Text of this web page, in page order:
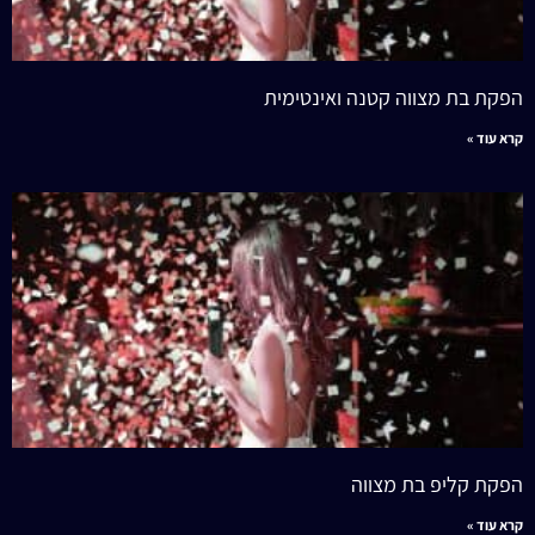
הפקת בת מצווה קטנה ואינטימית
קרא עוד »
הפקת קליפ בת מצווה
קרא עוד »